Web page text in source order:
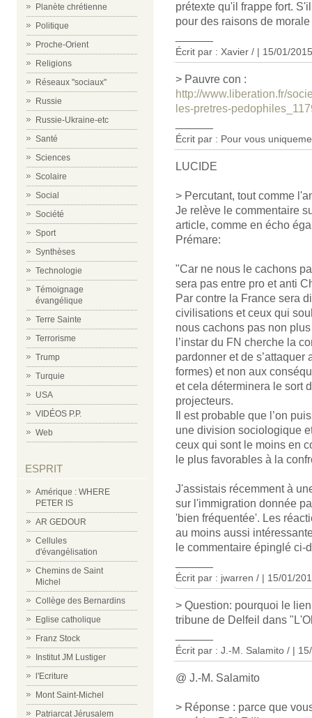
Planète chrétienne
Politique
Proche-Orient
Religions
Réseaux "sociaux"
Russie
Russie-Ukraine-etc
Santé
Sciences
Scolaire
Social
Société
Sport
Synthèses
Technologie
Témoignage
évangélique
Terre Sainte
Terrorisme
Trump
Turquie
USA
VIDÉOS P.P.
Web
ESPRIT
Amérique : WHERE
PETER IS
AR GEDOUR
Cellules
d'évangélisation
Chemins de Saint
Michel
Collège des Bernardins
Eglise catholique
Franz Stock
Institut JM Lustiger
l'Ecriture
Mont Saint-Michel
Patriarcat Jérusalem
prétexte qu'il frappe fort.
pour des raisons de
Écrit par : Xavier / | 15/01/2015
> Pauvre con :
http://www.liberation.fr/
les-pretres-
Écrit par : Pour vous
LUCIDE
> Percutant, tout comme
Je relève le commentaire
article, comme en écho
Prémare:
"Car ne nous le cachons
sera pas entre pro et anti
Par contre la France sera
civilisations et ceux qui
nous cachons pas non
l’instar du FN cherche la
pardonner et de s’attaquer
formes) et non aux
et cela déterminera le sort
projecteurs.
Il est probable que l’on
une division sociologique
ceux qui sont le moins en
le plus favorables à la
J'assistais récemment à
sur l'immigration donnée
'bien fréquentée'. Les
au moins aussi
le commentaire épinglé ci-
Écrit par : jwarren / | 15/01/
> Question: pourquoi le
tribune de Delfeil dans
Écrit par : J.-M. Salamito / |
@ J.-M. Salamito
> Réponse : parce que